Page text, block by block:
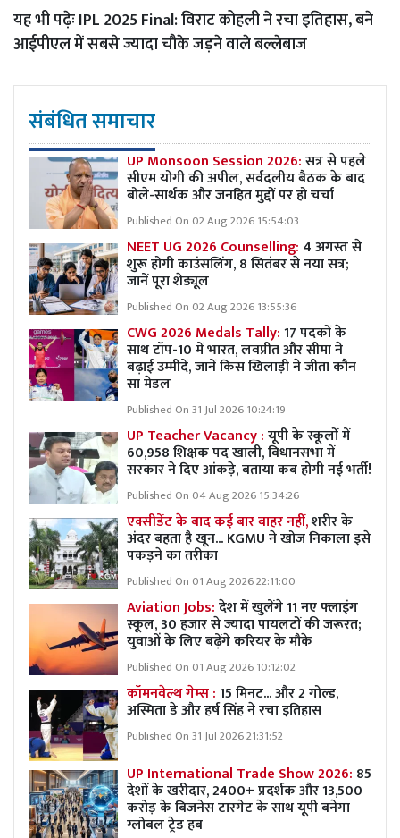
यह भी पढ़ेःIPL 2025 Final: विराट कोहली ने रचा इतिहास, बने
आईपीएल में सबसे ज्यादा चौके जड़ने वाले बल्लेबाज
संबंधित समाचार
UP Monsoon Session 2026:सत्र से पहले
सीएम योगी की अपील, सर्वदलीय बैठक के बाद
बोले-सार्थक और जनहित मुद्दों पर हो चर्चा
Published On 02 Aug 2026 15:54:03
NEET UG 2026 Counselling: 4 अगस्त से
शुरू होगी काउंसलिंग, 8 सितंबर से नया सत्र;
जानें पूरा शेड्यूल
Published On 02 Aug 2026 13:55:36
CWG 2026 Medals Tally:17 पदकों के
साथ टॉप-10 में भारत, लवप्रीत और सीमा ने
बढ़ाई उम्मीदें, जानें किस खिलाड़ी ने जीता कौन
सा मेडल
Published On 31 Jul 2026 10:24:19
UP Teacher Vacancy :यूपी के स्कूलों में
60,958 शिक्षक पद खाली, विधानसभा में
सरकार ने दिए आंकड़े, बताया कब होगी नई भर्ती!
Published On 04 Aug 2026 15:34:26
एक्सीडेंट के बाद कई बार बाहर नहीं,शरीर के
अंदर बहता है खून... KGMU ने खोज निकाला इसे
पकड़ने का तरीका
Published On 01 Aug 2026 22:11:00
Aviation Jobs:देश में खुलेंगे 11 नए फ्लाइंग
स्कूल, 30 हजार से ज्यादा पायलटों की जरूरत;
युवाओं के लिए बढ़ेंगे करियर के मौके
Published On 01 Aug 2026 10:12:02
कॉमनवेल्थ गेम्स :15 मिनट... और 2 गोल्ड,
अस्मिता डे और हर्ष सिंह ने रचा इतिहास
Published On 31 Jul 2026 21:31:52
UP International Trade Show 2026: 85
देशों के खरीदार, 2400+ प्रदर्शक और 13,500
करोड़ के बिजनेस टारगेट के साथ यूपी बनेगा
ग्लोबल ट्रेड हब